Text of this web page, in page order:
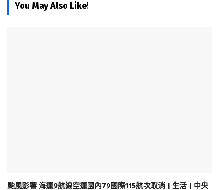
You May Also Like!
颱風影響 海運9航線空運國內79國際115航次取消 | 生活 | 中央